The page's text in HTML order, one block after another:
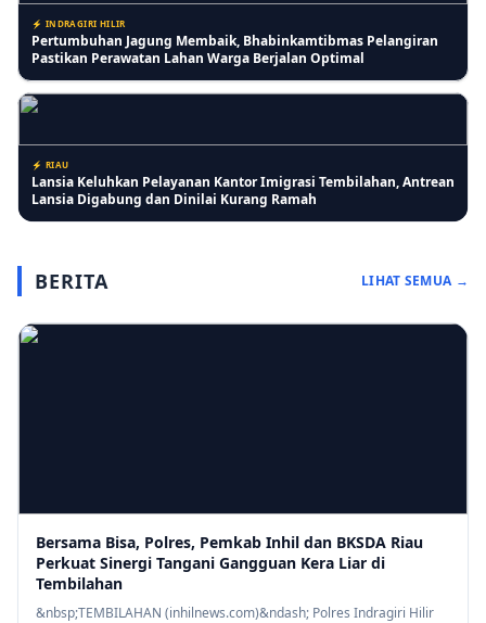
⚡ INDRAGIRI HILIR
Pertumbuhan Jagung Membaik, Bhabinkamtibmas Pelangiran
Pastikan Perawatan Lahan Warga Berjalan Optimal
⚡ RIAU
Lansia Keluhkan Pelayanan Kantor Imigrasi Tembilahan, Antrean
Lansia Digabung dan Dinilai Kurang Ramah
SD IT Tunas Harapan Gelar Sosialisasi Stop Bullying, Bangun
Karakter Siswa yang Peduli dan Berempati
BERITA LIHAT SEMUA →
Bersama Bisa, Polres, Pemkab Inhil dan BKSDA Riau
Perkuat Sinergi Tangani Gangguan Kera Liar di
Tembilahan
&nbsp;TEMBILAHAN (inhilnews.com)&ndash; Polres Indragiri Hilir